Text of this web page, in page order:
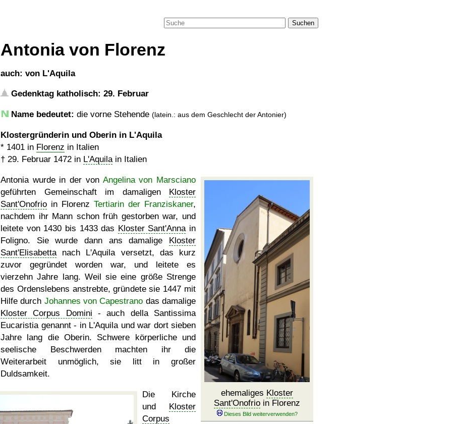
Suchen
Antonia von Florenz
auch: von L'Aquila
Gedenktag katholisch: 29. Februar
Name bedeutet: die vorne Stehende (latein.: aus dem Geschlecht der Antonier)
Klostergründerin und Oberin in L'Aquila
* 1401 in Florenz in Italien
† 29. Februar 1472 in L'Aquilain Italien
ehemaliges Kloster
Sant'Onofrio in Florenz
Antonia wurde in der von Angelina von Marsciano
geführten Gemeinschaft im damaligen Kloster
Sant'Onofrio in Florenz Tertiarin der Franziskaner,
nachdem ihr Mann schon früh gestorben war, und
leitete von 1430 bis 1433 das Kloster Sant'Annain
Foligno. Sie wurde dann ans damalige Kloster
Sant'Elisabettanach L'Aquila versetzt, das kurz
zuvor gegründet worden war, und leitete es
vierzehn Jahre lang. Weil sie eine größe Strenge
des Ordenslebens anstrebte, gründete sie 1447 mit
Hilfe durch Johannes von Capestrano das damalige
Kloster Corpus Domini - auch della Santissima
Eucaristia genannt - in L'Aquila und war dort sieben
Jahre lang die Oberin. Schwere körperliche und
seelische Beschwerden machten ihr die
Weiterarbeit unmöglich, sie litt in großer
Duldsamkeit.
Die Kirche
und Kloster
Corpus